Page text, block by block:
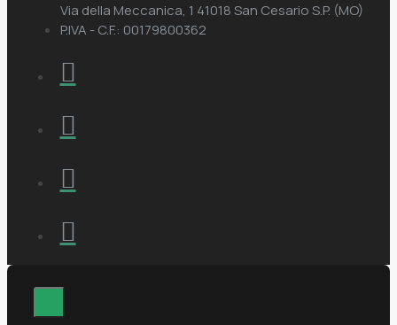
Via della Meccanica, 1 41018 San Cesario S.P. (MO)
P.IVA - C.F.: 00179800362